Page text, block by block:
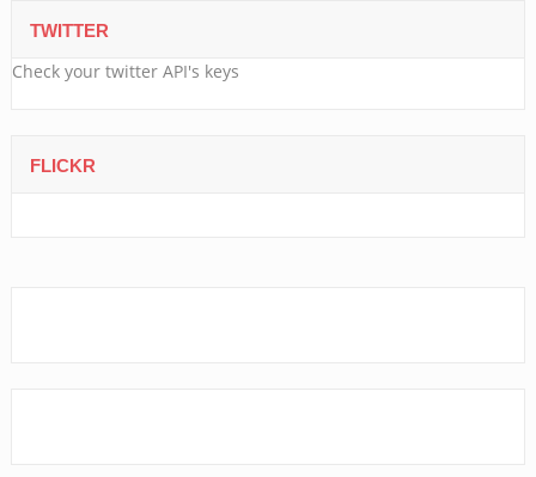
TWITTER
Check your twitter API's keys
FLICKR